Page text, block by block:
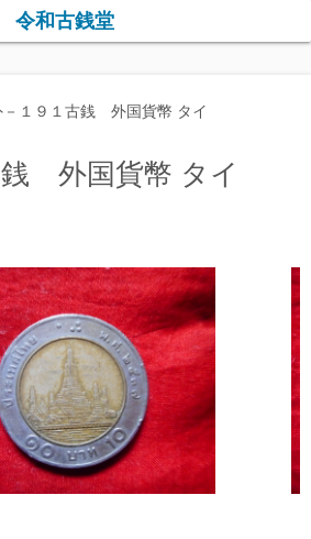
令和古銭堂
－１９１古銭 外国貨幣 タイ
外国貨幣 タイ